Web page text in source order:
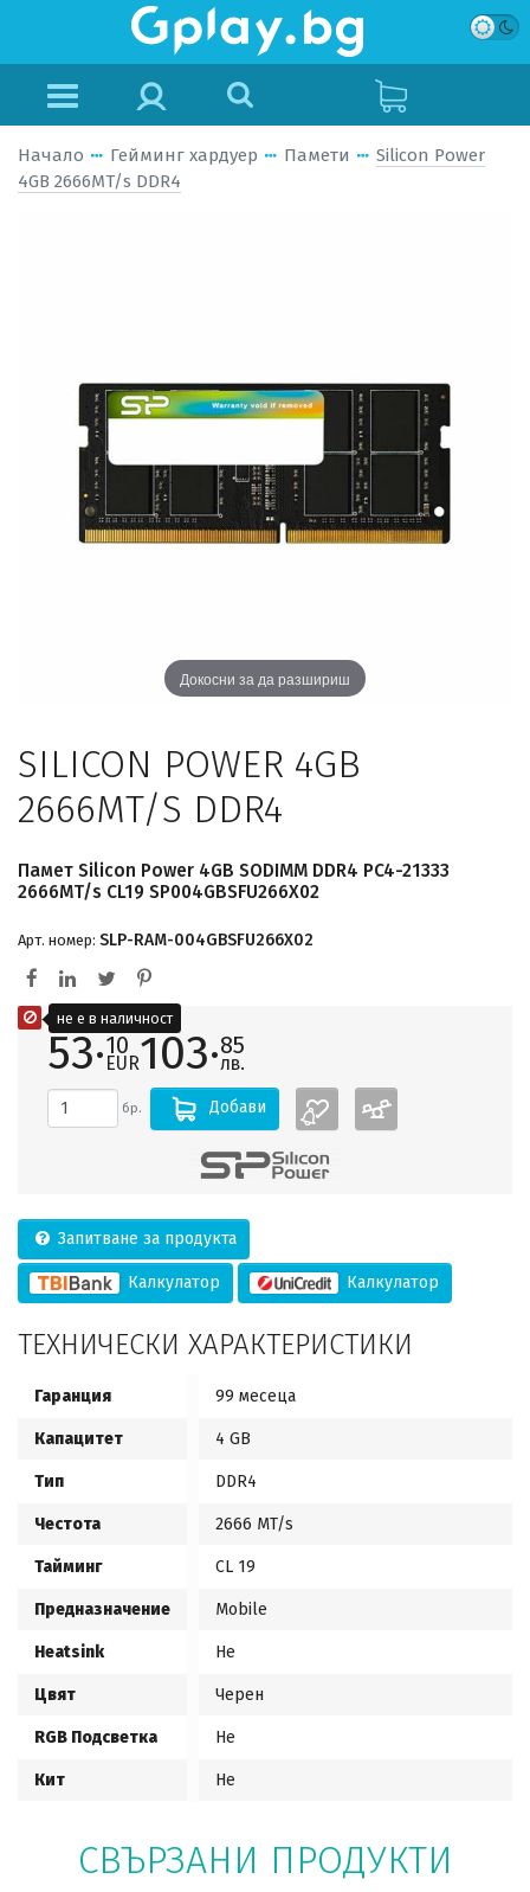
Начало Гейминг хардуер Памети
Silicon Power
4GB 2666MT/s DDR4
Докосни за да разшириш
SILICON POWER 4GB
2666MT/S DDR4
Памет Silicon Power 4GB SODIMM DDR4 PC4-21333
2666MT/s CL19 SP004GBSFU266X02
Арт. номер: SLP-RAM-004GBSFU266X02
53·10
EUR103·85
лв.
бр. Добави
Запитване за продукта
Калкулатор Калкулатор
ТЕХНИЧЕСКИ ХАРАКТЕРИСТИКИ
Гаранция 99 месеца
Капацитет 4 GB
Тип DDR4
Честота 2666 MT/s
Тайминг CL 19
Предназначение Mobile
Heatsink Не
Цвят Черен
RGB Подсветка Не
Кит Не
СВЪРЗАНИ ПРОДУКТИ
не е в наличност